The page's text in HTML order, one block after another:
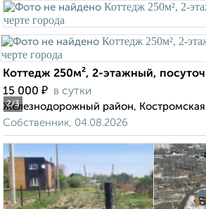
2/3
Коттедж 250м², 2-этажный,
15 000 ₽ в сутки
Железнодорожный район, Костромская
Собственник, 04.08.2026